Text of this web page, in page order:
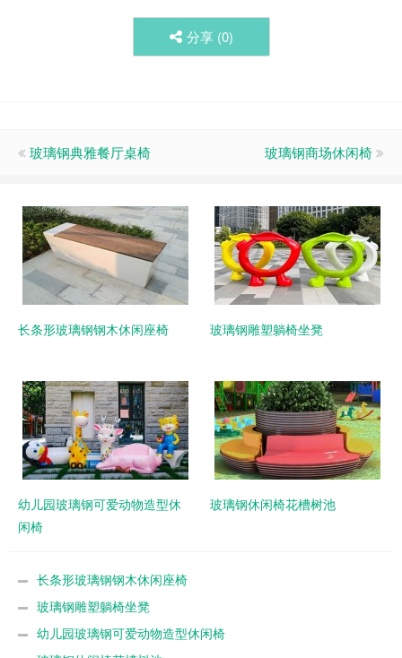
分享 (0)
玻璃钢典雅餐厅桌椅 玻璃钢商场休闲椅
长条形玻璃钢钢木休闲座椅 玻璃钢雕塑躺椅坐凳
幼儿园玻璃钢可爱动物造型休
闲椅
玻璃钢休闲椅花槽树池
长条形玻璃钢钢木休闲座椅
玻璃钢雕塑躺椅坐凳
幼儿园玻璃钢可爱动物造型休闲椅